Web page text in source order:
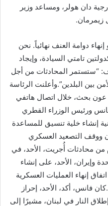
دان هولر، ومساعد وزير
زيمرمان.
دوامة العنف نهائياً. نحن
تامتي السيادة، وإيجاد
“ستستمر المحادثات من أجل
بين البلدين”.وأعلنت الرئاسة
عون بحث، خلال اتصال هاتفي
ورئيس الوزراء القطري
إنشاء خلية تنسيق للمساعدة
ووقف التصعيد العسكري
من محادثات أُجريت، الأحد، في
وإيران، الأحد، على إنشاء
إنهاء العمليات العسكرية
فانس، أكد، الأحد، إحراز
النار في لبنان، مشيرًا إلى